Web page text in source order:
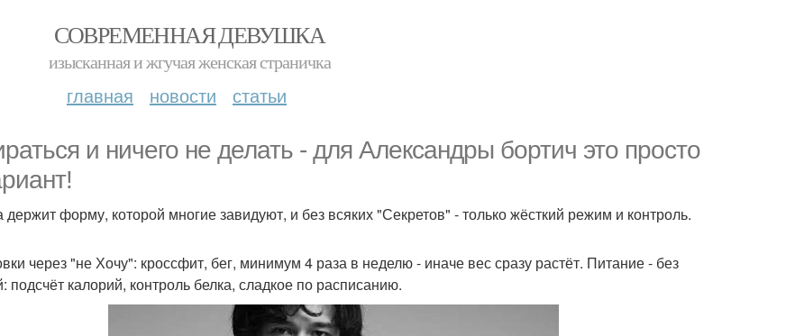
СОВРЕМЕННАЯ ДЕВУШКА
изысканная и жгучая женская страничка
главная новости статьи
и ничего не делать - для Александры бортич это просто
держит форму, которой многие завидуют, и без всяких "Секретов" - только жёсткий режим и контроль.
через "не Хочу": кроссфит, бег, минимум 4 раза в неделю - иначе вес сразу растёт. Питание - без
подсчёт калорий, контроль белка, сладкое по расписанию.